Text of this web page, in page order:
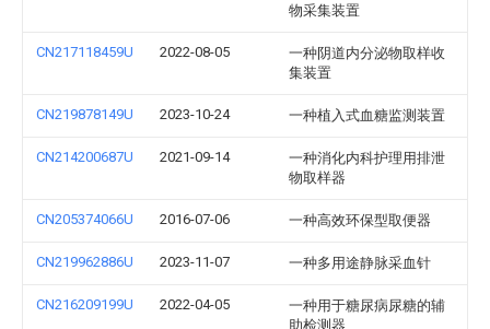
物采集装置
CN217118459U 2022-08-05
一种阴道内分泌物取样收
集装置
CN219878149U 2023-10-24 一种植入式血糖监测装置
CN214200687U 2021-09-14
一种消化内科护理用排泄
物取样器
CN205374066U 2016-07-06 一种高效环保型取便器
CN219962886U 2023-11-07 一种多用途静脉采血针
CN216209199U 2022-04-05
一种用于糖尿病尿糖的辅
助检测器